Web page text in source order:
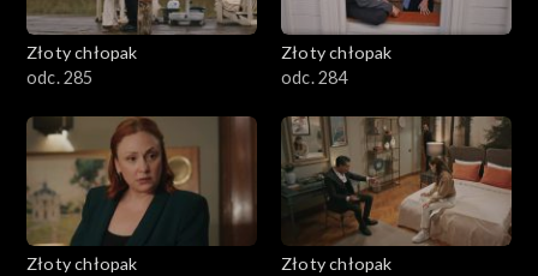
Złoty chłopak
odc. 285
Złoty chłopak
odc. 284
Złoty chłopak
Złoty chłopak